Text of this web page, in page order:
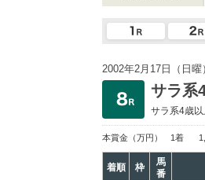
2002年2月17日（日曜
サラ系
サラ系4歳
本賞金 （万円） 1着
着順 枠
馬
番